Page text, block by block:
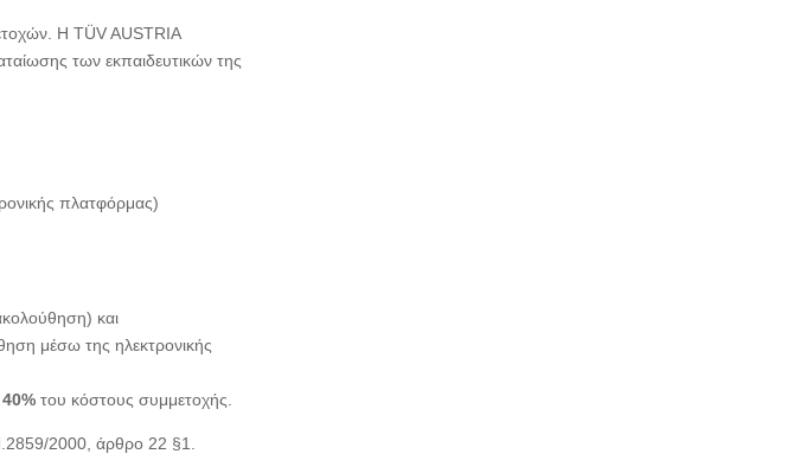
Η TÜV AUSTRIA
των εκπαιδευτικών της
πλατφόρμας)
και
μέσω της ηλεκτρονικής
του κόστους συμμετοχής.
2000, άρθρο 22 §1.